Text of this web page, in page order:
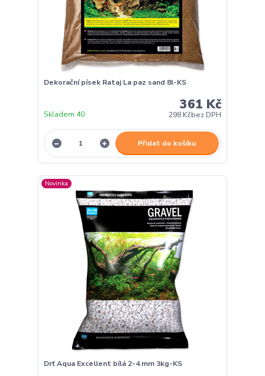
Dekorační písek Rataj La paz sand 8l-KS
361 Kč
298 Kčbez DPH
Skladem 40
Přidat do košíku
Novinka
Drť Aqua Excellent bílá 2-4 mm 3kg-KS